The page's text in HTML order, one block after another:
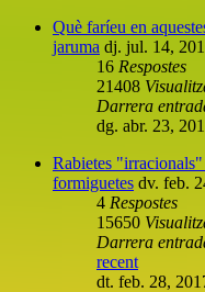
Què faríeu en
jaruma dj. jul. 14,
16 Respostes
21408
Darrera
dg. abr. 23,
Rabietes
formiguetes dv. feb.
4 Respostes
15650
Darrera
recent
dt. feb. 28,